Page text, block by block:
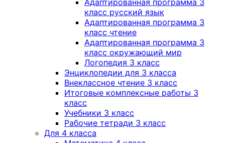
Адаптированная программа 3
класс русский язык
Адаптированная программа 3
класс чтение
Адаптированная программа 3
класс окружающий мир
Логопедия 3 класс
Энциклопедии для 3 класса
Внеклассное чтение 3 класс
Итоговые комплексные работы 3
класс
Учебники 3 класс
Рабочие тетради 3 класс
Для 4 класса